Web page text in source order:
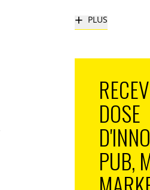
+ PLUS
DOSE
PUB,